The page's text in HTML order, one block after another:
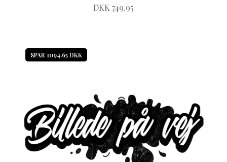
DKK 749.95
SPAR 1094.65 DKK